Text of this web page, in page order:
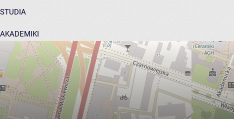
STUDIA
AKADEMIKI
POMOC